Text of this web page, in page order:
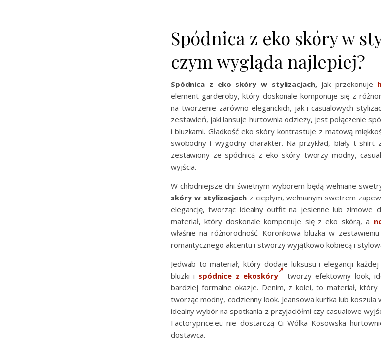
Spódnica z eko skóry w
czym wygląda najlepiej?
Spódnica z eko skóry w stylizacjach, jak przekonuje
element garderoby, który doskonale komponuje się z
na tworzenie zarówno eleganckich, jak i casualowych
zestawień, jaki lansuje hurtownia odzieży, jest połączenie
i bluzkami. Gładkość eko skóry kontrastuje z matową
swobodny i wygodny charakter. Na przykład, biały t-shirt
zestawiony ze spódnicą z eko skóry tworzy modny,
wyjścia.
W chłodniejsze dni świetnym wyborem będą wełniane
skóry w stylizacjach z ciepłym, wełnianym swetrem
elegancję, tworząc idealny outfit na jesienne lub zimowe
materiał, który doskonale komponuje się z eko skórą, a
właśnie na różnorodność. Koronkowa bluzka w
romantycznego akcentu i stworzy wyjątkowo kobiecą i
Jedwab to materiał, który dodaje luksusu i elegancji każdej
bluzki i spódnice z ekoskóry
tworzy efektowny look,
bardziej formalne okazje. Denim, z kolei, to materiał,
tworząc modny, codzienny look. Jeansowa kurtka lub
idealny wybór na spotkania z przyjaciółmi czy casualowe
Factoryprice.eu nie dostarczą Ci Wólka Kosowska
dostawca.